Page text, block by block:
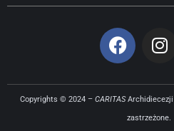
Copyrights © 2024 – CARITASArchidiecezji
zastrzeżone.